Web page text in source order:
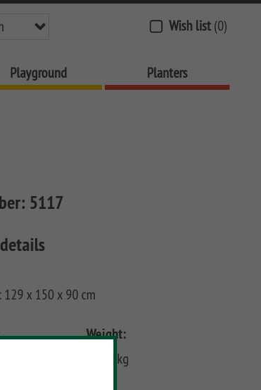
Wish list (0)
Playground Planters
5117
129 x 150 x 90 cm
Weight:
105.5 kg